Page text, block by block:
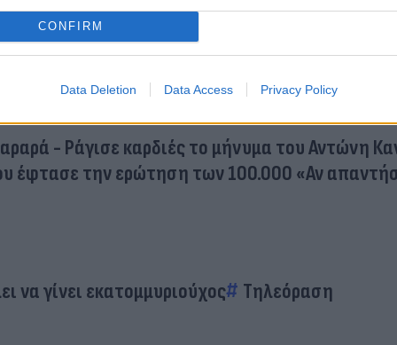
CONFIRM
Data Deletion Data Access Privacy Policy
- Ράγισε καρδιές το μήνυμα του Αντώνη
έφτασε την ερώτηση των 100.000 «Αν
να γίνει εκατομμυριούχος Τηλεόραση